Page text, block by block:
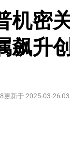
机密
飙升
更新于 2025-03-26